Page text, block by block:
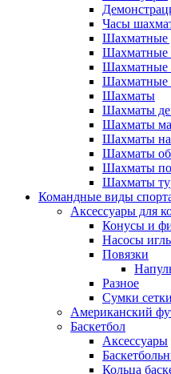
Часы
Шахматные
Шахматные
Шахматные
Шахматные
Шахматы
Шахматы
Шахматы
Шахматы
Шахматы
Шахматы
Шахматы
Командные виды
Аксессуары для
Конусы и
Насосы
Повязки
Разное
Сумки
Американский
Баскетбол
Аксессуары
Кольца